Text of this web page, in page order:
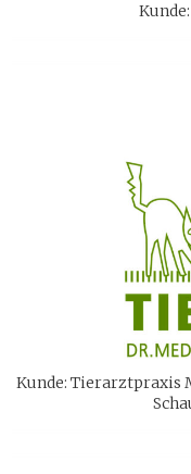
Kunde: Tierarztpraxis